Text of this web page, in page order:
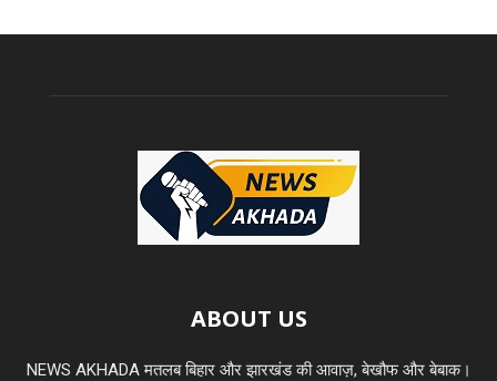
ABOUT US
NEWS AKHADA मतलब बिहार और झारखंड की आवाज़, बेखौफ और बेबाक।